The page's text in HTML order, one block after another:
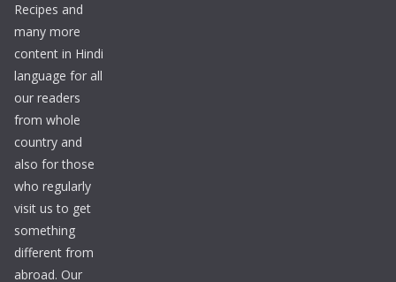
Recipes and
many more
content in Hindi
language for all
our readers
from whole
country and
also for those
who regularly
visit us to get
something
different from
abroad. Our